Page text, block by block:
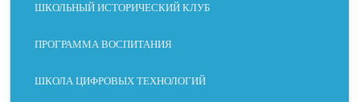
ШКОЛЬНЫЙ ИСТОРИЧЕСКИЙ КЛУБ
ПРОГРАММА ВОСПИТАНИЯ
ШКОЛА ЦИФРОВЫХ ТЕХНОЛОГИЙ